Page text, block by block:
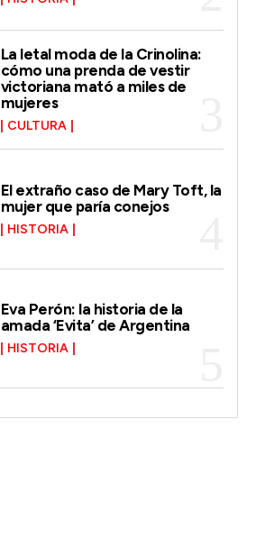
La letal moda de la Crinolina:
cómo una prenda de vestir
victoriana mató a miles de
mujeres
CULTURA
El extraño caso de Mary Toft, la
mujer que paría conejos
HISTORIA
Eva Perón: la historia de la
amada ‘Evita’ de Argentina
HISTORIA